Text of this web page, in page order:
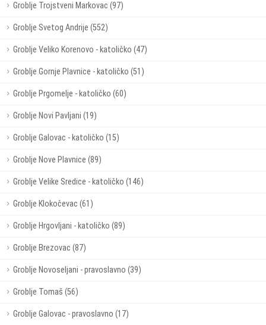
Groblje Trojstveni Markovac (97)
Groblje Svetog Andrije (552)
Groblje Veliko Korenovo - katoličko (47)
Groblje Gornje Plavnice - katoličko (51)
Groblje Prgomelje - katoličko (60)
Groblje Novi Pavljani (19)
Groblje Galovac - katoličko (15)
Groblje Nove Plavnice (89)
Groblje Velike Sredice - katoličko (146)
Groblje Klokočevac (61)
Groblje Hrgovljani - katoličko (89)
Groblje Brezovac (87)
Groblje Novoseljani - pravoslavno (39)
Groblje Tomaš (56)
Groblje Galovac - pravoslavno (17)